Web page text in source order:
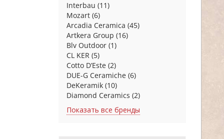
Interbau (11)
Mozart (6)
Arcadia Ceramica (45)
Artkera Group (16)
Blv Outdoor (1)
CL KER (5)
Cotto D’Este (2)
DUE-G Ceramiche (6)
DeKeramik (10)
Diamond Ceramics (2)
Показать все бренды